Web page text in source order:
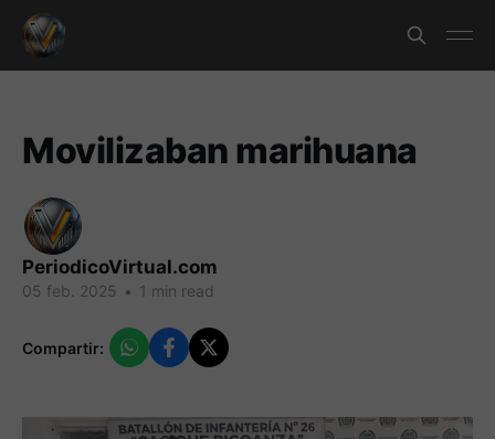
Movilizaban marihuana
PeriodicoVirtual.com
05 feb. 2025 • 1 min read
Compartir: